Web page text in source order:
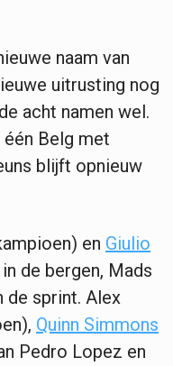
naam van
uitrusting nog
acht namen wel.
Belg met
blijft opnieuw
en Giulio
de bergen, Mads
de sprint. Alex
Quinn Simmons
Pedro Lopez en